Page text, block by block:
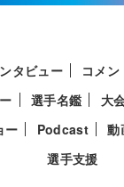
タビュー コメ
選手名鑑 大
ー
Podcast 動
選手支援